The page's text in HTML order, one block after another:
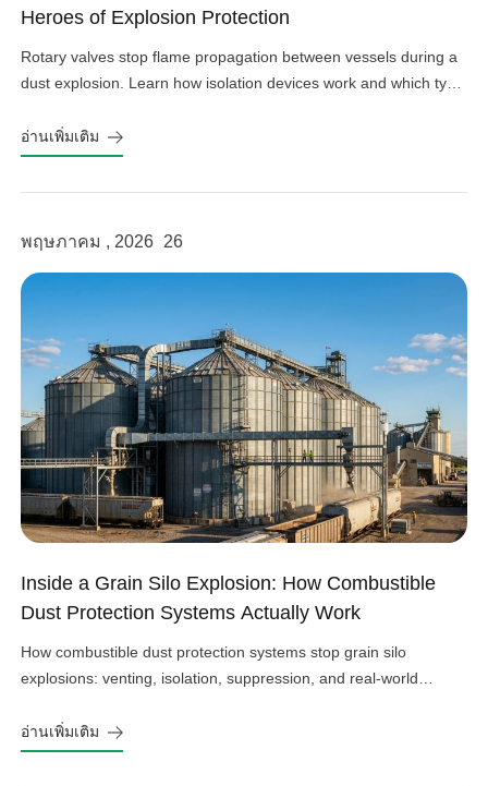
Heroes of Explosion Protection
Rotary valves stop flame propagation between vessels during a
dust explosion. Learn how isolation devices work and which type
อ่านเพิ่มเติม
พฤษภาคม , 2026 26
Inside a Grain Silo Explosion: How Combustible
Dust Protection Systems Actually Work
How combustible dust protection systems stop grain silo
explosions: venting, isolation, suppression, and real-world
อ่านเพิ่มเติม